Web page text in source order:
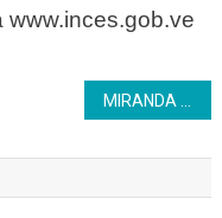
www.inces.gob.ve
MIRANDA | CFS Electricidad y Electrónica sigue formando a los jóvenes en la unidad curricular Administración de Recursos Humanos